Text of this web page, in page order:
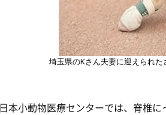
埼玉県のKさん夫妻に迎えられた
日本小動物医療センターでは、脊椎